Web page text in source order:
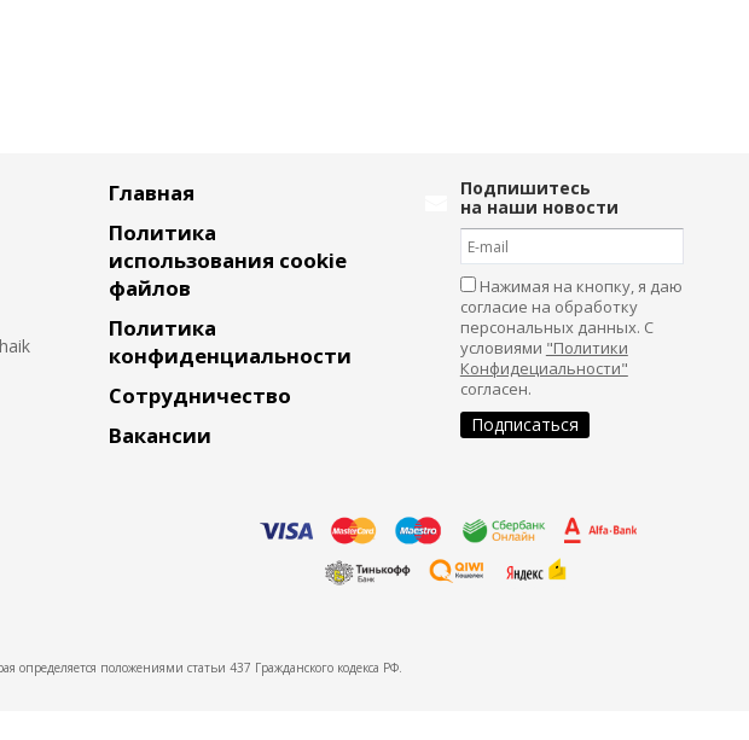
Главная
Политика
использования cookie
файлов
Политика
конфиденциальности
Сотрудничество
Вакансии
Подпишитесь
на наши новости
Нажимая на кнопку, я даю
согласие на обработку
персональных данных. С
условиями "Политики
Конфидециальности"
согласен.
определяется положениями статьи 437 Гражданского кодекса РФ.